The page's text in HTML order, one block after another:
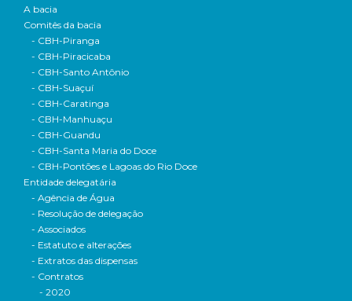
A bacia
Comitês da bacia
- CBH-Piranga
- CBH-Piracicaba
- CBH-Santo Antônio
- CBH-Suaçuí
- CBH-Caratinga
- CBH-Manhuaçu
- CBH-Guandu
- CBH-Santa Maria do Doce
- CBH-Pontões e Lagoas do Rio Doce
Entidade delegatária
- Agência de Água
- Resolução de delegação
- Associados
- Estatuto e alterações
- Extratos das dispensas
- Contratos
- 2020